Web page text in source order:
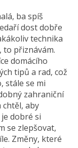
ba spíš
dost dobře
technika
to přiznávám.
domácího
tipů a rad, což
stále se mi
zahraniční
chtěl, aby
dobré si
se zlepšovat,
Změny, které